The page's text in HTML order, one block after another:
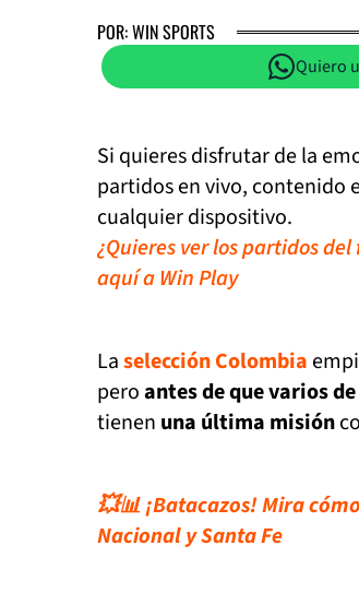
POR: WIN SPORTS
Quiero
Si quieres disfrutar de la
partidos en vivo, contenido
cualquier dispositivo.
¿Quieres ver los partidos
aquí a Win Play
Laselección Colombia
peroantes de que varios
tienen una última misión
💥📊 ¡Batacazos! Mira
Nacional y Santa Fe